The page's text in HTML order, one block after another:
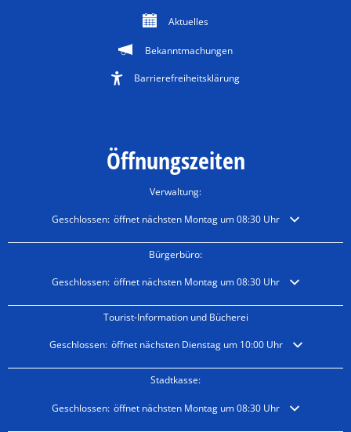
Aktuelles
Bekanntmachungen
Barrierefreiheitsklärung
Öffnungszeiten
Verwaltung:
Klicken, um weitere Öffnungs- oder Schließzeiten auszublenden
Geschlossen: öffnet nächsten Montag um 08:30 Uhr
Bürgerbüro:
Klicken, um weitere Öffnungs- oder Schließzeiten auszublenden
Geschlossen: öffnet nächsten Montag um 08:30 Uhr
Tourist-Information und Bücherei
Klicken, um weitere Öffnungs- oder Schließzeiten auszublenden
Geschlossen: öffnet nächsten Dienstag um 10:00 Uhr
Stadtkasse:
Klicken, um weitere Öffnungs- oder Schließzeiten auszublenden
Geschlossen: öffnet nächsten Montag um 08:30 Uhr